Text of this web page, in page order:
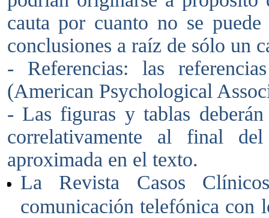
cauta por cuanto no se
conclusiones a raíz de sólo un
- Referencias: las
(American Psychological
- Las figuras y tablas
correlativamente al final
aproximada en el texto.
La Revista Casos
comunicación telefónica con